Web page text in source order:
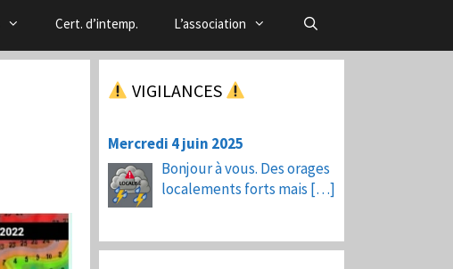
Cert. d’intemp. L’association
VIGILANCES
Mercredi 4 juin 2025
Bonjour à vous. Des orages
localements forts mais […]